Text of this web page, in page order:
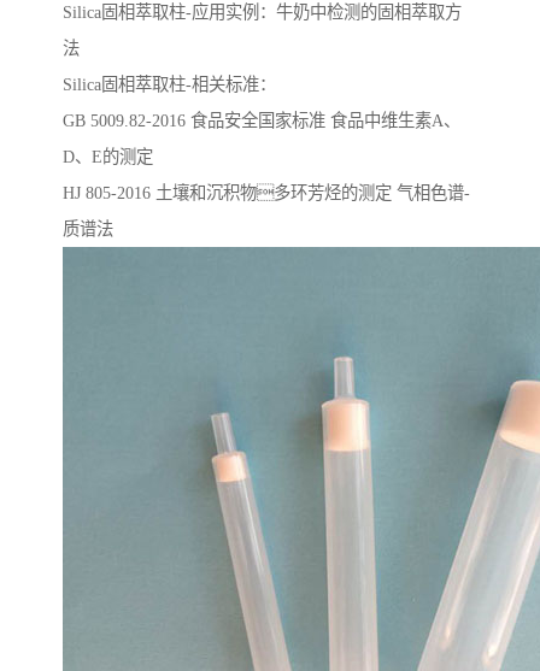
Silica固相萃取柱-应用实例：牛奶中检测的固相萃取方
法
Silica固相萃取柱-相关标准：
GB 5009.82-2016 ⻝品安全国家标准 ⻝品中维⽣素A、
D、E的测定
HJ 805-2016 ⼟壤和沉积物多环芳烃的测定 ⽓相⾊谱-
质谱法